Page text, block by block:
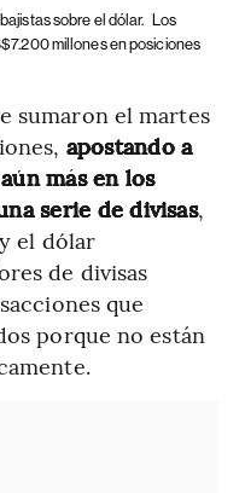
sobre el dólar. Los
millones en posiciones
sumaron el martes
apostando a
más en los
serie de divisas,
el dólar
de divisas
que
porque no están